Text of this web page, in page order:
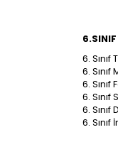
6.SINIF
6.
6.
6.
6.
6.
6.